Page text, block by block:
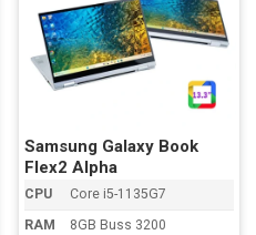
Samsung Galaxy Book
Flex2 Alpha
CPU
Core i5-1135G7
RAM
8GB Buss 3200